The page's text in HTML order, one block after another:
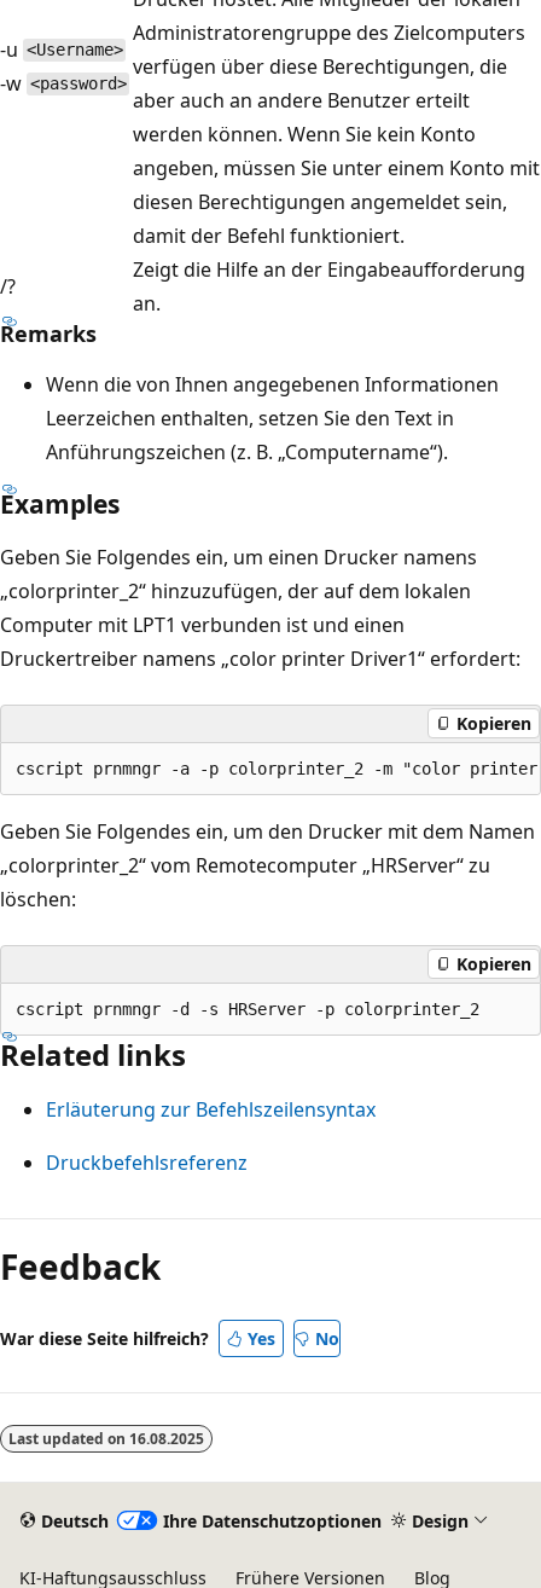
-u <Username>
-w <password>
Administratorengruppe des Zielcomputers
verfügen über diese Berechtigungen, die
aber auch an andere Benutzer erteilt
werden können. Wenn Sie kein Konto
angeben, müssen Sie unter einem Konto mit
diesen Berechtigungen angemeldet sein,
damit der Befehl funktioniert.
/?
Zeigt die Hilfe an der Eingabeaufforderung
an.
Remarks
Wenn die von Ihnen angegebenen Informationen
Leerzeichen enthalten, setzen Sie den Text in
Anführungszeichen (z. B. „Computername“).
Examples
Geben Sie Folgendes ein, um einen Drucker namens
„colorprinter_2“ hinzuzufügen, der auf dem lokalen
Computer mit LPT1 verbunden ist und einen
Druckertreiber namens „color printer Driver1“ erfordert:
Kopieren
Geben Sie Folgendes ein, um den Drucker mit dem Namen
„colorprinter_2“ vom Remotecomputer „HRServer“ zu
löschen:
Kopieren
Related links
Erläuterung zur Befehlszeilensyntax
Druckbefehlsreferenz
Feedback
War diese Seite hilfreich? Yes No
Last updated on 16.08.2025
Deutsch Ihre Datenschutzoptionen Design
KI-Haftungsausschluss Frühere Versionen Blog